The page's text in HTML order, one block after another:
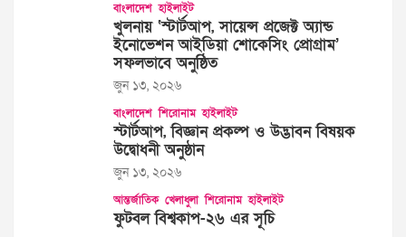
বাংলাদেশ হাইলাইট
খুলনায় ‘স্টার্টআপ, সায়েন্স প্রজেক্ট অ্যান্ড
ইনোভেশন আইডিয়া শোকেসিং প্রোগ্রাম’
সফলভাবে অনুষ্ঠিত
জুন ১৩, ২০২৬
বাংলাদেশ শিরোনাম হাইলাইট
স্টার্টআপ, বিজ্ঞান প্রকল্প ও উদ্ভাবন বিষয়ক
উদ্বোধনী অনুষ্ঠান
জুন ১৩, ২০২৬
আন্তর্জাতিক খেলাধুলা শিরোনাম হাইলাইট
ফুটবল বিশ্বকাপ-২৬ এর সূচি